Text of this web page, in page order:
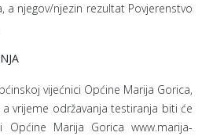
a njegov/njezin rezultat Povjerenstvo
vijećnici Općine Marija Gorica,
vrijeme održavanja testiranja biti će
Marija Gorica www.marija-